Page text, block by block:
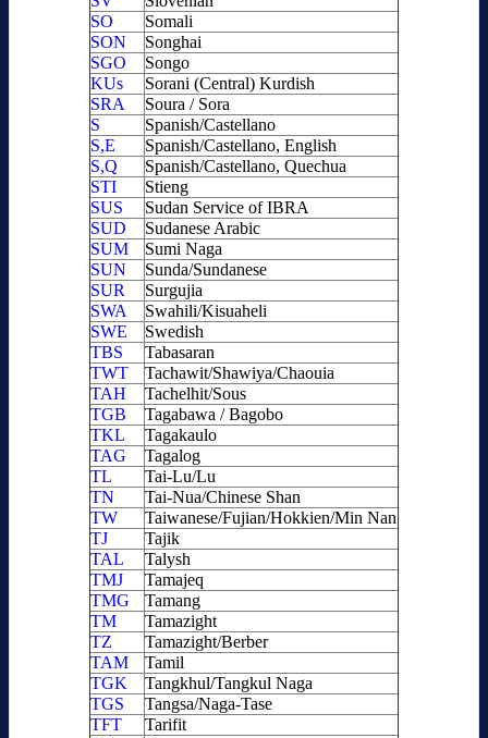
SO
Somali
SON
Songhai
SGO
Songo
KUs
Sorani (Central) Kurdish
SRA
Soura / Sora
S
Spanish/Castellano
S,E
Spanish/Castellano, English
S,Q
Spanish/Castellano, Quechua
STI
Stieng
SUS
Sudan Service of IBRA
SUD
Sudanese Arabic
SUM
Sumi Naga
SUN
Sunda/Sundanese
SUR
Surgujia
SWA
Swahili/Kisuaheli
SWE
Swedish
TBS
Tabasaran
TWT
Tachawit/Shawiya/Chaouia
TAH
Tachelhit/Sous
TGB
Tagabawa / Bagobo
TKL
Tagakaulo
TAG
Tagalog
TL
Tai-Lu/Lu
TN
Tai-Nua/Chinese Shan
TW
Taiwanese/Fujian/Hokkien/Min Nan
TJ
Tajik
TAL
Talysh
TMJ
Tamajeq
TMG
Tamang
TM
Tamazight
TZ
Tamazight/Berber
TAM
Tamil
TGK
Tangkhul/Tangkul Naga
TGS
Tangsa/Naga-Tase
TFT
Tarifit